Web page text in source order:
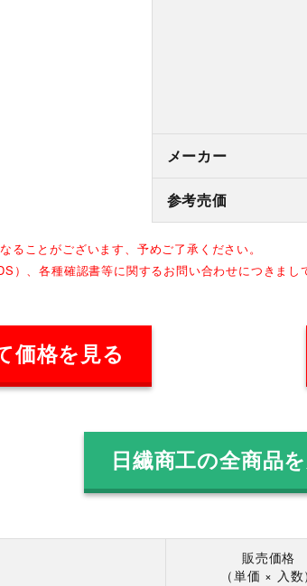
メーカー
参考売価
ことがございます、予めご了承ください。
）、各種確認書等に関するお問い合わせにつきまし
価格を見る
日繊商工の全商品
販売価格
（単価 × 入数